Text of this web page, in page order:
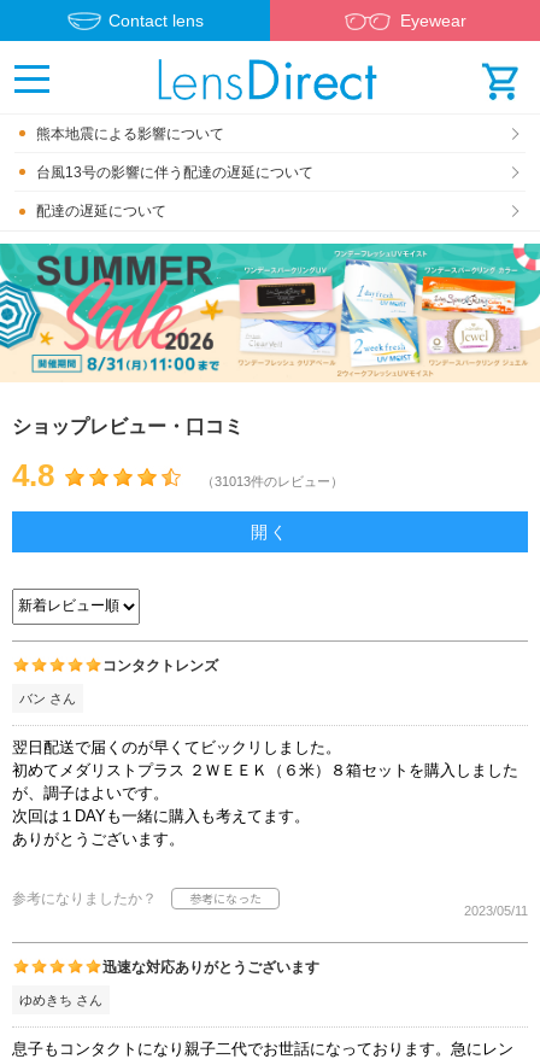
Contact lens Eyewear
熊本地震による影響について
台風13号の影響に伴う配達の遅延について
配達の遅延について
ショップレビュー・口コミ
4.8 （31013件のレビュー）
開く
コンタクトレンズ
バン さん
翌日配送で届くのが早くてビックリしました。
初めてメダリストプラス ２ＷＥＥＫ（６米）８箱セットを購入しました
が、調子はよいです。
次回は１DAYも一緒に購入も考えてます。
ありがとうございます。
参考になりましたか？
2023/05/11
迅速な対応ありがとうございます
ゆめきち さん
息子もコンタクトになり親子二代でお世話になっております。急にレン